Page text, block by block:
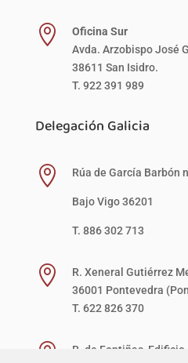

Oficina Sur
Avda. Arzobispo José
38611 San Isidro.
T. 922 391 989
Delegación Galicia
 Rúa de García Barbón
Bajo Vigo 36201
T. 886 302 713

R. Xeneral Gutiérrez
36001 Pontevedra
T. 622 826 370

R. de Fontiñas, Edificio